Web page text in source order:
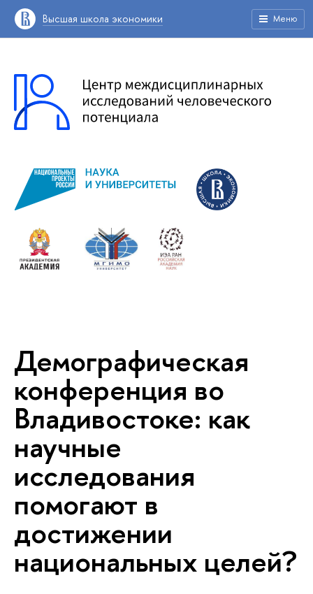
Высшая школа экономики Меню
Демографическая
конференция во
Владивостоке: как
научные
исследования
помогают в
достижении
национальных целей?